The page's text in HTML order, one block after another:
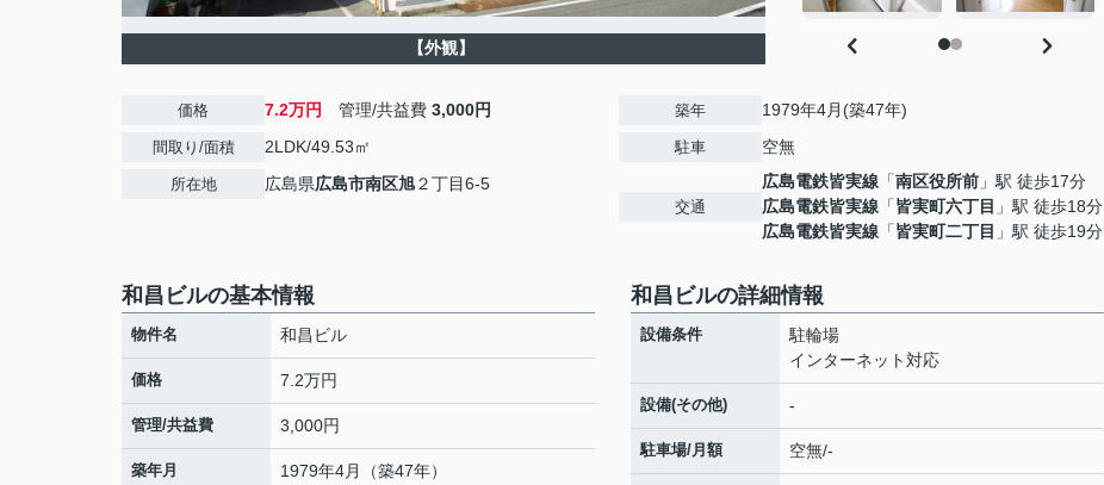
【外観】
価格 7.2万円 管理/共益費 3,000円
間取り/面積 2LDK/49.53㎡
所在地 広島県広島市南区旭２丁目6-5
築年 1979年4月(築47年)
駐車 空無
交通
広島電鉄皆実線 「南区役所前 」駅 徒歩17分
広島電鉄皆実線 「皆実町六丁目 」駅 徒歩18分
広島電鉄皆実線 「皆実町二丁目 」駅 徒歩19分
和昌ビルの基本情報
物件名 和昌ビル
価格 7.2万円
管理/共益費 3,000円
築年月 1979年4月（築47年）
和昌ビルの詳細情報
設備条件
駐輪場
インターネット対応
設備(その他) -
駐車場/月額 空無/-